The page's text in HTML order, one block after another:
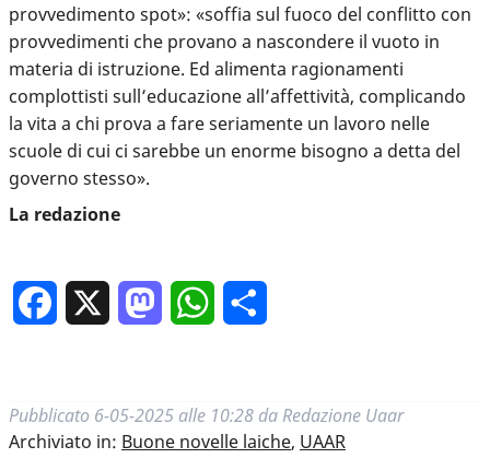
provvedimento spot»: «soffia sul fuoco del conflitto con
provvedimenti che provano a nascondere il vuoto in
materia di istruzione. Ed alimenta ragionamenti
complottisti sull’educazione all’affettività, complicando
la vita a chi prova a fare seriamente un lavoro nelle
scuole di cui ci sarebbe un enorme bisogno a detta del
governo stesso».
La redazione
Facebook MastodonWhatsApp
Pubblicato 6-05-2025 alle 10:28 da Redazione Uaar
Archiviato in: Buone novelle laiche, UAAR